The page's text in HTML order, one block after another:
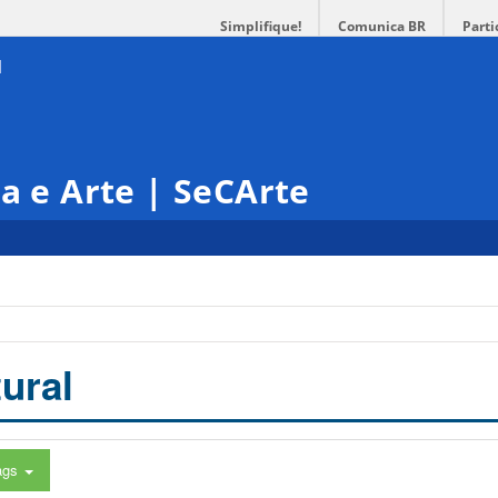
Simplifique! Comunica BR
e Arte | SeCArte